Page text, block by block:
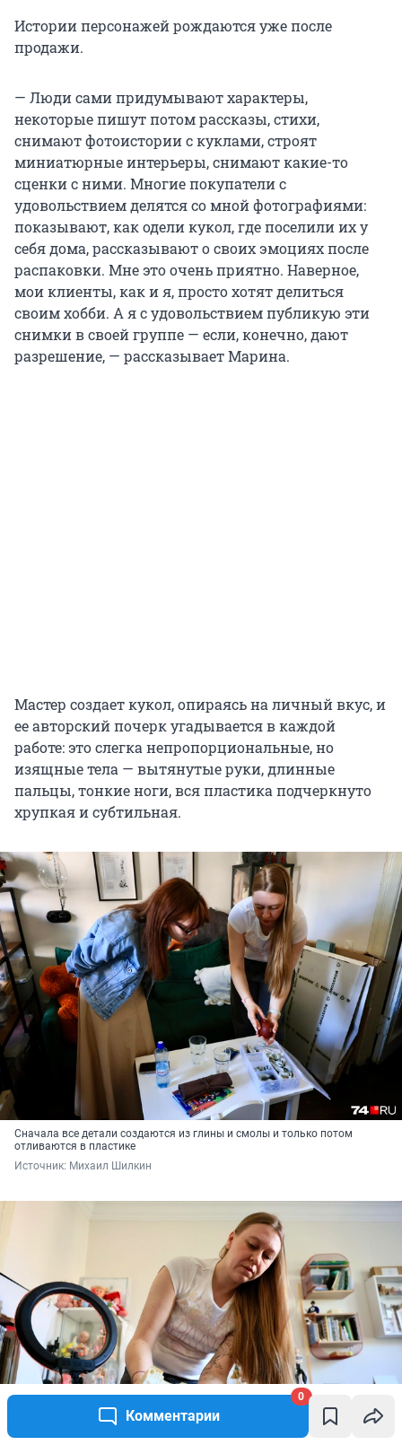
Комментарии
0
Истории персонажей рождаются уже после
продажи.
— Люди сами придумывают характеры,
некоторые пишут потом рассказы, стихи,
снимают фотоистории с куклами, строят
миниатюрные интерьеры, снимают какие-то
сценки с ними. Многие покупатели с
удовольствием делятся со мной фотографиями:
показывают, как одели кукол, где поселили их у
себя дома, рассказывают о своих эмоциях после
распаковки. Мне это очень приятно. Наверное,
мои клиенты, как и я, просто хотят делиться
своим хобби. А я с удовольствием публикую эти
снимки в своей группе — если, конечно, дают
разрешение, — рассказывает Марина.
Мастер создает кукол, опираясь на личный вкус, и
ее авторский почерк угадывается в каждой
работе: это слегка непропорциональные, но
изящные тела — вытянутые руки, длинные
пальцы, тонкие ноги, вся пластика подчеркнуто
хрупкая и субтильная.
Сначала все детали создаются из глины и смолы и только потом
отливаются в пластике
Источник: Михаил Шилкин